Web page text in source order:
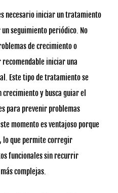
necesario iniciar un tratamiento
seguimiento periódico. No
de crecimiento o
recomendable iniciar una
Este tipo de tratamiento se
y busca guiar el
para prevenir problemas
momento es ventajoso porque
lo que permite corregir
funcionales sin recurrir
complejas.